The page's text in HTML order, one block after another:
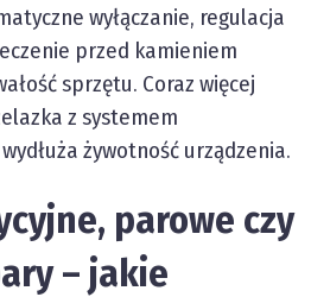
wyłączanie, regulacja
przed kamieniem
sprzętu. Coraz więcej
z systemem
żywotność urządzenia.
parowe czy
– jakie